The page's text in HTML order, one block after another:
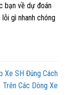
bạn về dự đoán
gì nhanh chóng
Xe SH Đúng Cách
Trên Các Dòng Xe